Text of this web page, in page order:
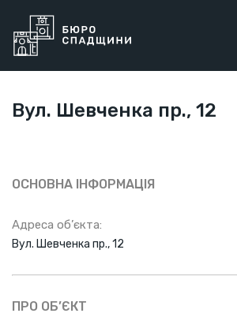
Вул. Шевченка пр., 12
ОСНОВНА ІНФОРМАЦІЯ
Адреса об’єкта:
Вул. Шевченка пр., 12
ПРО ОБ’ЄКТ